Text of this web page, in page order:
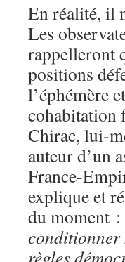
En réalité, il
Les
rappelleront
positions
l’éphémère
cohabitation
Chirac, lui-
auteur d’un
France-
explique et
du moment :
conditionner
règles